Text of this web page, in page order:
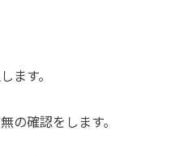
ます。
の確認をします。